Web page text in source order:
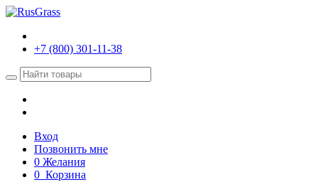
+7 (800) 301-11-38
Вход
Позвонить мне
0 Желания
0 Корзина